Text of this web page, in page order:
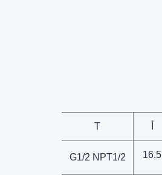
T
16.5
G1/2 NPT1/2